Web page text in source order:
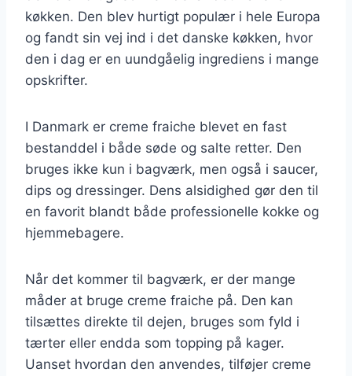
køkken. Den blev hurtigt populær i hele Europa
og fandt sin vej ind i det danske køkken, hvor
den i dag er en uundgåelig ingrediens i mange
opskrifter.
I Danmark er creme fraiche blevet en fast
bestanddel i både søde og salte retter. Den
bruges ikke kun i bagværk, men også i saucer,
dips og dressinger. Dens alsidighed gør den til
en favorit blandt både professionelle kokke og
hjemmebagere.
Når det kommer til bagværk, er der mange
måder at bruge creme fraiche på. Den kan
tilsættes direkte til dejen, bruges som fyld i
tærter eller endda som topping på kager.
Uanset hvordan den anvendes, tilføjer creme